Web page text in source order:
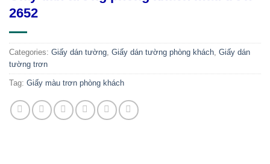
2652
Categories: Giấy dán tường, Giấy dán tường phòng khách, Giấy dán
tường trơn
Tag: Giấy màu trơn phòng khách